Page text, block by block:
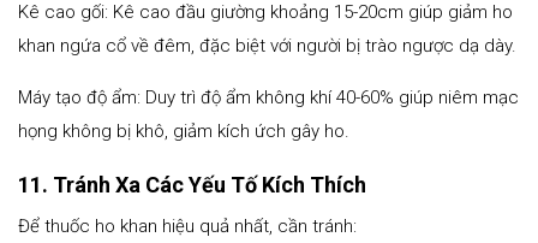
Kê cao gối: Kê cao đầu giường khoảng 15-20cm giúp giảm ho
khan ngứa cổ về đêm, đặc biệt với người bị trào ngược dạ dày.
Máy tạo độ ẩm: Duy trì độ ẩm không khí 40-60% giúp niêm mạc
họng không bị khô, giảm kích ứch gây ho.
11. Tránh Xa Các Yếu Tố Kích Thích
Để thuốc ho khan hiệu quả nhất, cần tránh: